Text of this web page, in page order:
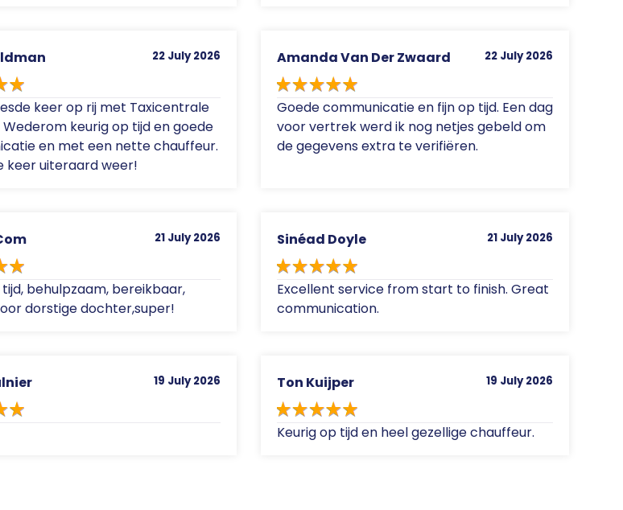
22 July 2026
keer op rij met Taxicentrale
Wederom keurig op tijd en goede
en met een nette chauffeur.
keer uiteraard weer!
Amanda Van Der Zwaard 22 July 2026
Goede communicatie en fijn op tijd. Een dag
voor vertrek werd ik nog netjes gebeld om
de gegevens extra te verifiëren.
21 July 2026
behulpzaam, bereikbaar,
dorstige dochter,super!
Sinéad Doyle 21 July 2026
Excellent service from start to finish. Great
communication.
19 July 2026 Ton Kuijper 19 July 2026
Keurig op tijd en heel gezellige chauffeur.